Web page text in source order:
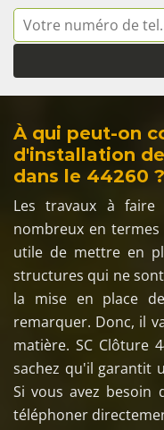
À qui peut-on
d'installation
dans le 44260 ?
Les travaux à
nombreux en
utile de mettre en
structures qui ne
la mise en place
remarquer. Donc, il
matière. SC Clôture
sachez qu'il garantit
Si vous avez besoin
téléphoner